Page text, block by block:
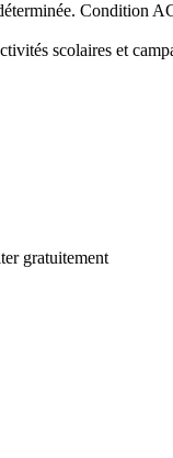
Condition
scolaires et
gratuitement